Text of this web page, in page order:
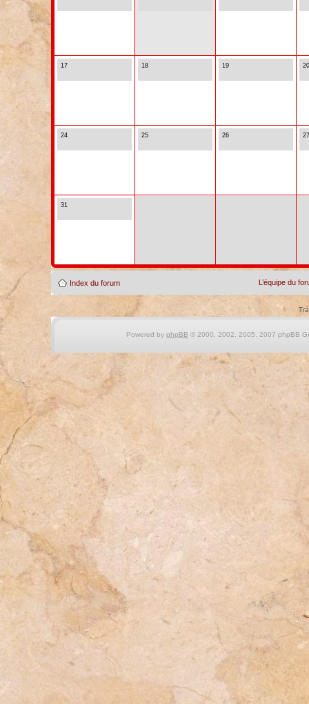
17 18 19 20
24 25 26 27
31
Index du forum L’équipe du
Powered by phpBB © 2000, 2002, 2005, 2007 phpBB